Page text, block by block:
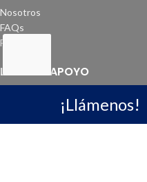
Nosotros
FAQs
Facturación
LINKS DE APOYO
Noms
¡Llámenos!